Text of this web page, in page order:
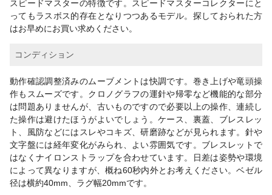
スピードマスターの特徴です。スピードマスターコレクターにと
ってもラスボス的存在となりつつあるモデル。探しておられた方
はお早めにお買い求めください。
コンディション
動作確認調整済みのムーブメントは快調です。巻き上げや竜頭操
作もスムーズです。クロノグラフの運針や帰零など機能的な部分
は問題ありませんが、古いものですので必要以上の操作、連続し
た操作は避けたほうがよいでしょう。ケース、裏蓋、ブレスレッ
ト、風防などにはスレやコキズ、研磨跡などが見られます。針や
文字盤には経年変化がみられ、よい雰囲気です。ブレスレットで
はなくナイロンストラップを合わせています。日差は姿勢や環境
によって異なりますが、概ね60秒内外とお考えください。ベゼル
径は横約40mm、ラグ幅20mmです。